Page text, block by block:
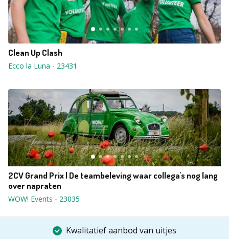
Clean Up Clash
Ecco la Luna - 23431
2CV Grand Prix | De teambeleving waar collega's nog lang
over napraten
WOW! Events - 23035
Kwalitatief aanbod van uitjes